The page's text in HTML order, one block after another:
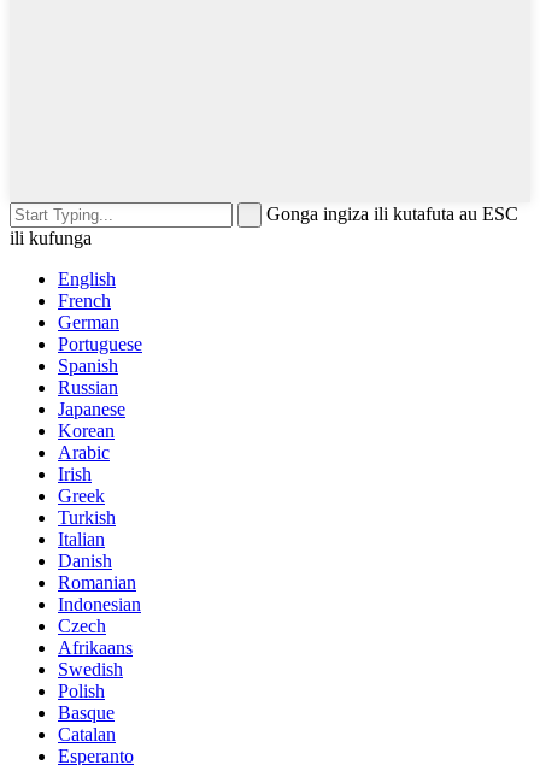
Gonga ingiza ili kutafuta au ESC
ili kufunga
English
French
German
Portuguese
Spanish
Russian
Japanese
Korean
Arabic
Irish
Greek
Turkish
Italian
Danish
Romanian
Indonesian
Czech
Afrikaans
Swedish
Polish
Basque
Catalan
Esperanto